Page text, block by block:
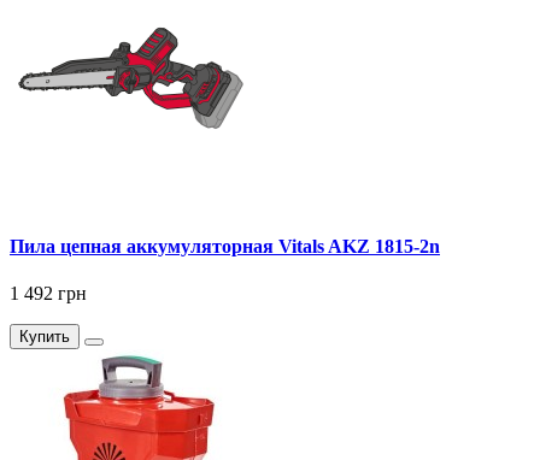
Пила цепная аккумуляторная Vitals AKZ 1815-2n
1 492 грн
Купить